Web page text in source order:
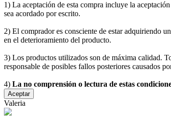
1) La aceptación de esta compra incluye la
sea acordado por escrito.
2) El comprador es consciente de estar adquiriendo
en el deterioramiento del producto.
3) Los productos utilizados son de máxima calidad.
responsable de posibles fallos posteriores causados
4) La no comprensión o lectura de estas
Aceptar
Valeria